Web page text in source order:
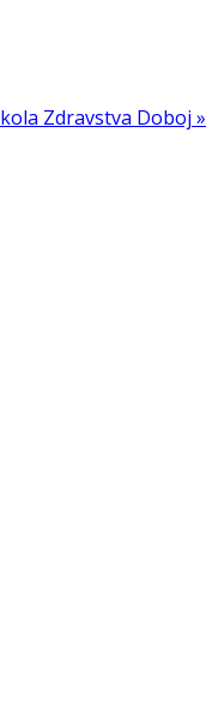
Zdravstva Doboj »